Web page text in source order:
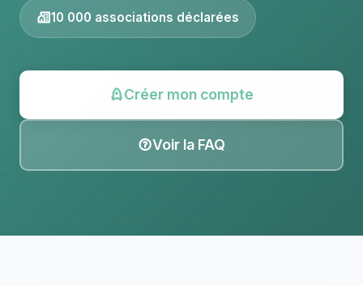
10 000 associations déclarées
Créer mon compte
Voir la FAQ